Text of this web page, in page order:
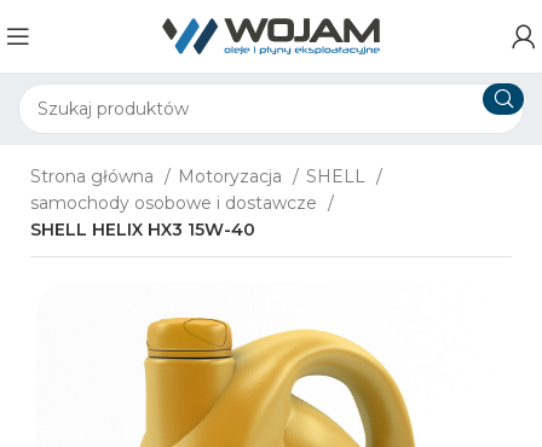
Strona główna Motoryzacja
SHELL
samochody osobowe i dostawcze
SHELL HELIX HX3 15W-40